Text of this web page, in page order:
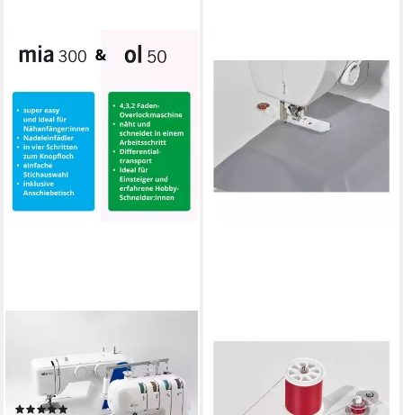
Nähmaschine GLAESERhome
Advanced-Bundle ol50 +
mia300
CS10s Classic, 40
Programme, Slow Mode /